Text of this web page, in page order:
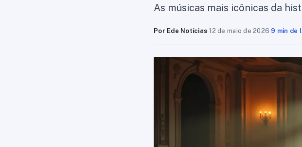
As músicas mais icônicas da
Por Ede Notícias·12 de maio de 2026·9 min de